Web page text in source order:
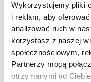
Wykorzystujemy pliki
i reklam, aby
analizować ruch w
korzystasz z naszej
społecznościowym,
Partnerzy mogą
otrzymanymi od
lek. Łukasz
HTO
Sesja: Łąkotka,
Sebastian Krupa
lek. Urszula